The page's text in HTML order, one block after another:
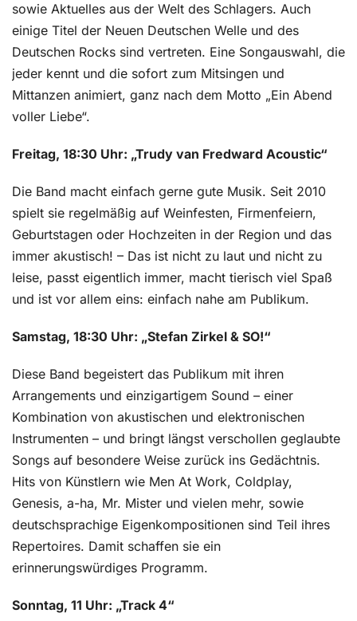
sowie Aktuelles aus der Welt des Schlagers. Auch
einige Titel der Neuen Deutschen Welle und des
Deutschen Rocks sind vertreten. Eine Songauswahl, die
jeder kennt und die sofort zum Mitsingen und
Mittanzen animiert, ganz nach dem Motto „Ein Abend
voller Liebe“.
Freitag, 18:30 Uhr: „Trudy van Fredward Acoustic“
Die Band macht einfach gerne gute Musik. Seit 2010
spielt sie regelmäßig auf Weinfesten, Firmenfeiern,
Geburtstagen oder Hochzeiten in der Region und das
immer akustisch! – Das ist nicht zu laut und nicht zu
leise, passt eigentlich immer, macht tierisch viel Spaß
und ist vor allem eins: einfach nahe am Publikum.
Samstag, 18:30 Uhr: „Stefan Zirkel & SO!“
Diese Band begeistert das Publikum mit ihren
Arrangements und einzigartigem Sound – einer
Kombination von akustischen und elektronischen
Instrumenten – und bringt längst verschollen geglaubte
Songs auf besondere Weise zurück ins Gedächtnis.
Hits von Künstlern wie Men At Work, Coldplay,
Genesis, a-ha, Mr. Mister und vielen mehr, sowie
deutschsprachige Eigenkompositionen sind Teil ihres
Repertoires. Damit schaffen sie ein
erinnerungswürdiges Programm.
Sonntag, 11 Uhr: „Track 4“